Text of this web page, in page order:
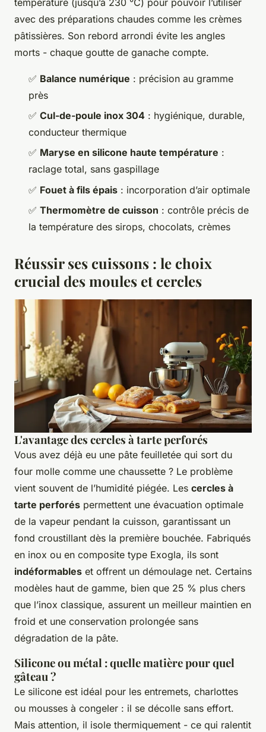
avec des préparations chaudes comme les crèmes
pâtissières. Son rebord arrondi évite les angles
morts - chaque goutte de ganache compte.
✅ Balance numérique : précision au gramme
près
✅ Cul-de-poule inox 304 : hygiénique, durable,
conducteur thermique
✅ Maryse en silicone haute température :
raclage total, sans gaspillage
✅ Fouet à fils épais : incorporation d’air optimale
✅ Thermomètre de cuisson : contrôle précis de
la température des sirops, chocolats, crèmes
Réussir ses cuissons : le choix
crucial des moules et cercles
L'avantage des cercles à tarte perforés
Vous avez déjà eu une pâte feuilletée qui sort du
four molle comme une chaussette ? Le problème
vient souvent de l’humidité piégée. Les cercles à
tarte perforés permettent une évacuation optimale
de la vapeur pendant la cuisson, garantissant un
fond croustillant dès la première bouchée. Fabriqués
en inox ou en composite type Exogla, ils sont
indéformables et offrent un démoulage net. Certains
modèles haut de gamme, bien que 25 % plus chers
que l’inox classique, assurent un meilleur maintien en
froid et une conservation prolongée sans
dégradation de la pâte.
Silicone ou métal : quelle matière pour quel
gâteau ?
Le silicone est idéal pour les entremets, charlottes
ou mousses à congeler : il se décolle sans effort.
Mais attention, il isole thermiquement - ce qui ralentit